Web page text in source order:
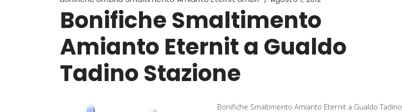
Bonifiche Smaltimento
Amianto Eternit a Gualdo
Tadino Stazione
Bonifiche Smaltimento Amianto Eternit a Gualdo Tadino